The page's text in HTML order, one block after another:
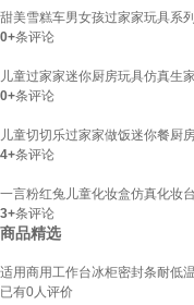
甜美雪糕车男女孩过家家玩具系
0+条评论
儿童过家家迷你厨房玩具仿真生
0+条评论
儿童切切乐过家家做饭迷你餐厨
4+条评论
一言粉红兔儿童化妆盒仿真化妆
3+条评论
商品精选
适用商用工作台冰柜密封条耐低
已有0人评价